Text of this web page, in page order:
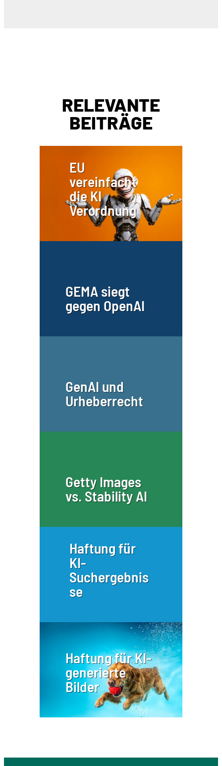
RELEVANTE
BEITRÄGE
EU
vereinfacht
die KI
Verordnung
GEMA siegt
gegen OpenAI
GenAI und
Urheberrecht
Getty Images
vs. Stability AI
Haftung für
KI-
Suchergebnis
se
Haftung für KI-
generierte
Bilder